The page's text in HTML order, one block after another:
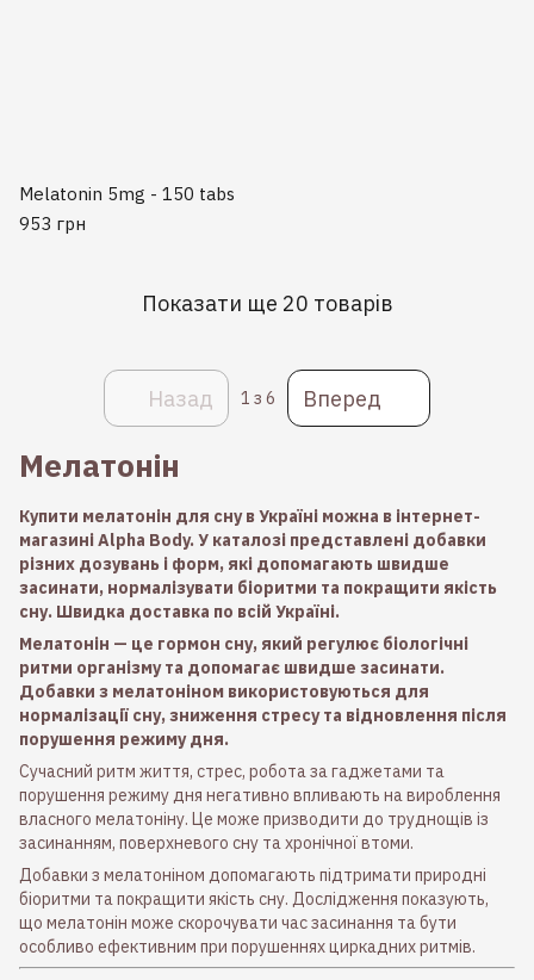
Melatonin 5mg - 150 tabs
953 грн
Показати ще 20 товарів
Назад 1 з 6 Вперед
Мелатонін
Купити мелатонін для сну в Україні можна в інтернет-
магазині Alpha Body. У каталозі представлені добавки
різних дозувань і форм, які допомагають швидше
засинати, нормалізувати біоритми та покращити якість
сну. Швидка доставка по всій Україні.
Мелатонін — це гормон сну, який регулює біологічні
ритми організму та допомагає швидше засинати.
Добавки з мелатоніном використовуються для
нормалізації сну, зниження стресу та відновлення після
порушення режиму дня.
Сучасний ритм життя, стрес, робота за гаджетами та
порушення режиму дня негативно впливають на вироблення
власного мелатоніну. Це може призводити до труднощів із
засинанням, поверхневого сну та хронічної втоми.
Добавки з мелатоніном допомагають підтримати природні
біоритми та покращити якість сну. Дослідження показують,
що мелатонін може скорочувати час засинання та бути
особливо ефективним при порушеннях циркадних ритмів.